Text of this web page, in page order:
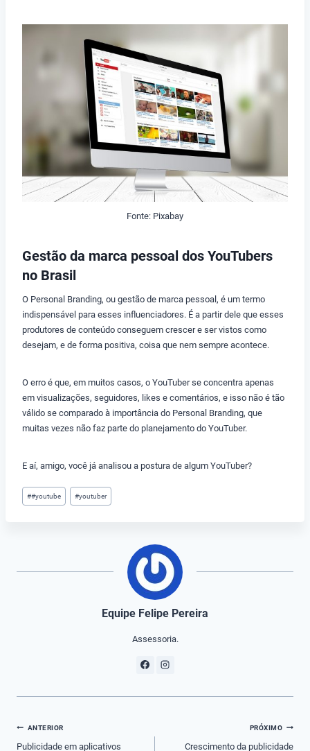
Fonte: Pixabay
Gestão da marca pessoal dos YouTubers
no Brasil
O Personal Branding, ou gestão de marca pessoal, é um termo
indispensável para esses influenciadores. É a partir dele que esses
produtores de conteúdo conseguem crescer e ser vistos como
desejam, e de forma positiva, coisa que nem sempre acontece.
O erro é que, em muitos casos, o YouTuber se concentra apenas
em visualizações, seguidores, likes e comentários, e isso não é tão
válido se comparado à importância do Personal Branding, que
muitas vezes não faz parte do planejamento do YouTuber.
E aí, amigo, você já analisou a postura de algum YouTuber?
Tags
do
##youtube #youtuber
Equipe Felipe Pereira
Assessoria.
Navegação
ANTERIOR
Publicidade em aplicativos
PRÓXIMO
Crescimento da publicidade